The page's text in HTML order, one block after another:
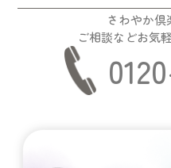
さわやか倶
ご相談などお気